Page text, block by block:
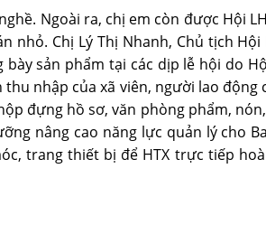
Ngoài ra, chị em còn được Hội
Chị Lý Thị Nhanh, Chủ tịch
sản phẩm tại các dịp lễ hội do
nhập của xã viên, người lao động
đựng hồ sơ, văn phòng phẩm,
nâng cao năng lực quản lý cho
trang thiết bị để HTX trực tiếp